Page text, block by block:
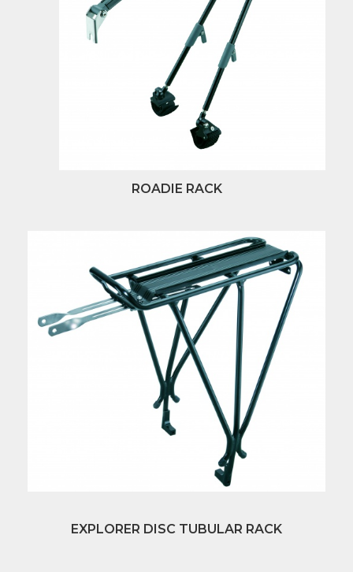
ROADIE RACK
EXPLORER DISC TUBULAR RACK